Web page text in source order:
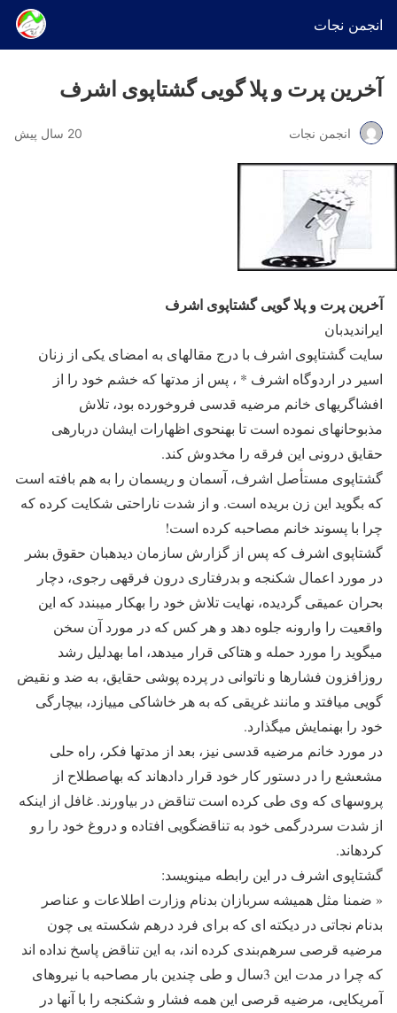
انجمن نجات
آخرین پرت و پلا گویی گشتاپوی اشرف
انجمن نجات 20 سال پیش
آخرین پرت و پلا گویی گشتاپوی اشرف
ایران‎دیدبان
سایت گشتاپوی اشرف با درج مقاله‎ای به امضای یکی از زنان
اسیر در اردوگاه اشرف * ، پس از مدت‎ها که خشم خود را از
افشاگری‎های خانم مرضیه قدسی فروخورده بود، تلاش
مذبوحانه‎ای نموده است تا به‎نحوی اظهارات ایشان درباره‎ی
حقایق درونی این فرقه را مخدوش کند.
گشتاپوی مستأصل اشرف، آسمان و ریسمان را به هم بافته است
که بگوید این زن بریده است. و از شدت ناراحتی شکایت کرده که
چرا با پسوند خانم مصاحبه کرده است!
گشتاپوی اشرف که پس از گزارش سازمان دیده‎بان حقوق بشر
در مورد اعمال شکنجه و بدرفتاری درون فرقه‎ی رجوی، دچار
بحران عمیقی گردیده، نهایت تلاش خود را به‎کار می‎بندد که این
واقعیت را وارونه جلوه دهد و هر کس که در مورد آن سخن
می‎گوید را مورد حمله و هتاکی قرار می‎دهد، اما به‎دلیل رشد
روزافزون فشارها و ناتوانی در پرده پوشی حقایق، به ضد و نقیض
گویی می‎افتد و مانند غریقی که به هر خاشاکی می‎یازد، بی‎چارگی
خود را به‎نمایش می‎گذارد.
در مورد خانم مرضیه قدسی نیز، بعد از مدت‎ها فکر، راه حلی
مشعشع را در دستور کار خود قرار داده‎اند که به‎اصطلاح از
پروسه‎ای که وی طی کرده است تناقض در بیاورند. غافل از این‎که
از شدت سردرگمی خود به تناقض‎گویی افتاده و دروغ خود را رو
کرده‎اند.
گشتاپوی اشرف در این رابطه می‎نویسد:
« ضمنا مثل همیشه سربازان بدنام وزارت اطلاعات و عناصر
بدنام نجاتی در دیكته ای كه برای فرد درهم ‌شكسته‌ یی چون
مرضیه قرصی سرهم‌بندی كرده‌ اند، به این تناقض پاسخ نداده اند
كه چرا در مدت این 3سال و طی چندین بار مصاحبه با نیروهای
آمریكایی، مرضیه قرصی این همه فشار و شكنجه را با آنها در